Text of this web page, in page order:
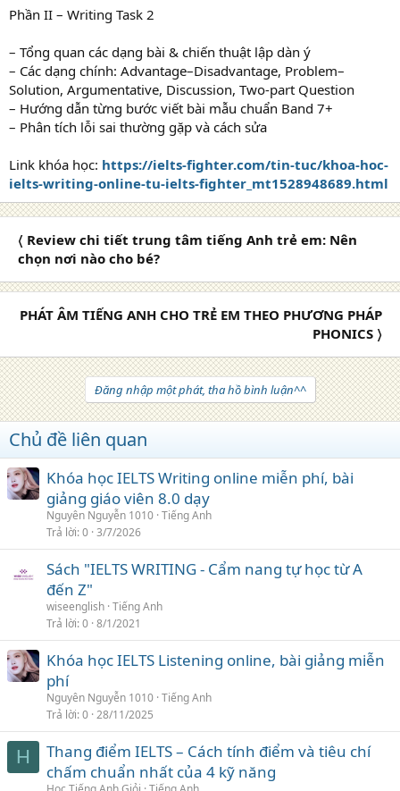
Phần II – Writing Task 2
– Tổng quan các dạng bài & chiến thuật lập dàn ý
– Các dạng chính: Advantage–Disadvantage, Problem–
Solution, Argumentative, Discussion, Two-part Question
– Hướng dẫn từng bước viết bài mẫu chuẩn Band 7+
– Phân tích lỗi sai thường gặp và cách sửa
Link khóa học: https://ielts-fighter.com/tin-tuc/khoa-hoc-
ielts-writing-online-tu-ielts-fighter_mt1528948689.html
〈 Review chi tiết trung tâm tiếng Anh trẻ em: Nên
chọn nơi nào cho bé?
PHÁT ÂM TIẾNG ANH CHO TRẺ EM THEO PHƯƠNG PHÁP
PHONICS 〉
Đăng nhập một phát, tha hồ bình luận^^
Chủ đề liên quan
Khóa học IELTS Writing online miễn phí, bài
giảng giáo viên 8.0 dạy
Nguyên Nguyễn 1010 Tiếng Anh
Trả lời 0 3/7/2026
Sách "IELTS WRITING - Cẩm nang tự học từ A
đến Z"
wiseenglish Tiếng Anh
Trả lời 0 8/1/2021
Khóa học IELTS Listening online, bài giảng miễn
phí
Nguyên Nguyễn 1010 Tiếng Anh
Trả lời 0 28/11/2025
H
Thang điểm IELTS – Cách tính điểm và tiêu chí
chấm chuẩn nhất của 4 kỹ năng